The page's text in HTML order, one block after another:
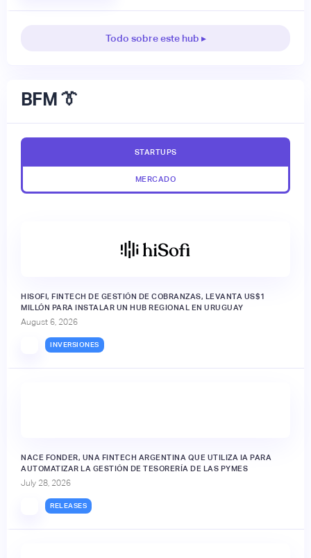
Todo sobre este hub ▸
BFM 👔
STARTUPS
MERCADO
HISOFI, FINTECH DE GESTIÓN DE COBRANZAS, LEVANTA US$1
MILLÓN PARA INSTALAR UN HUB REGIONAL EN URUGUAY
August 6, 2026
INVERSIONES
NACE FONDER, UNA FINTECH ARGENTINA QUE UTILIZA IA PARA
AUTOMATIZAR LA GESTIÓN DE TESORERÍA DE LAS PYMES
July 28, 2026
RELEASES